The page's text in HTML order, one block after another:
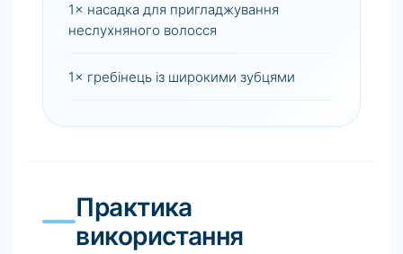
1× насадка для пригладжування
неслухняного волосся
1× гребінець із широкими зубцями
Практика
використання